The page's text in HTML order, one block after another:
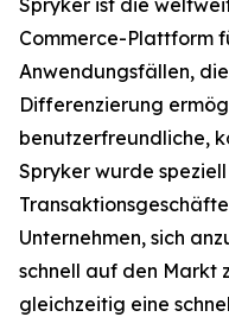
Spryker ist die
Commerce-Plattform
Anwendungsfällen,
Differenzierung
benutzerfreundliche,
Spryker wurde
Unternehmen, sich
schnell auf den Markt
gleichzeitig eine